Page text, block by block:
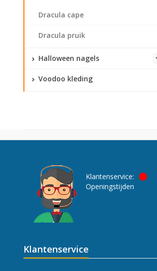
Dracula cape
Dracula pruik
Halloween nagels
Voodoo kleding
Klantenservice:
Openingstijden
Klantenservice